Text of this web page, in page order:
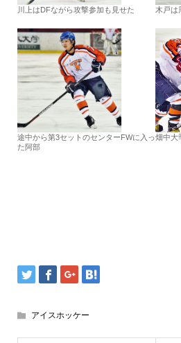
川上はDFながら攻撃参加も見せた 木戸は
途中から第3セットのセンターFWに入っ
た阿部
畑中大
アイスホッケー